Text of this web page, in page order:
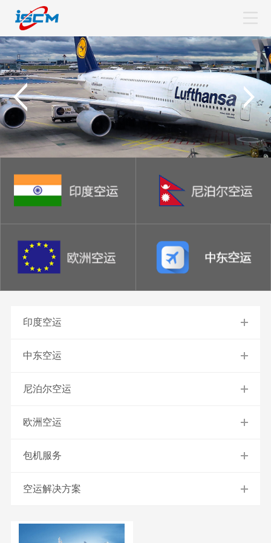
印度空运
中东空运
尼泊尔空运
欧洲空运
包机服务
空运解决方案